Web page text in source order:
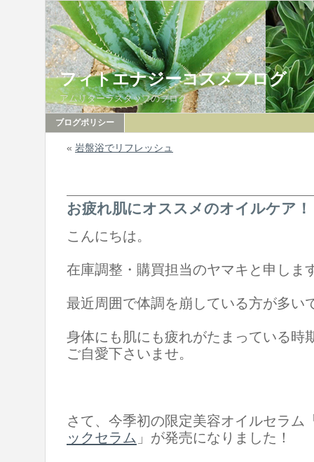
フィトエナジーコスメブログ
アムリターラスタッフのブログ
ブログポリシー
« 岩盤浴でリフレッシュ
お疲れ肌にオススメのオイルケア！
こんにちは。
在庫調整・購買担当のヤマキと申しま
最近周囲で体調を崩している方が多い
身体にも肌にも疲れがたまっている時
ご自愛下さいませ。
さて、今季初の限定美容オイルセラム
ックセラム 」が発売になりました！